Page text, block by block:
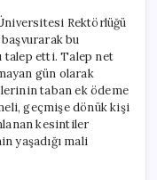
Rektörlüğü
bu
talep etti. Talep net
gün olarak
taban ek ödeme
geçmişe dönük kişi
kesintiler
yaşadığı mali